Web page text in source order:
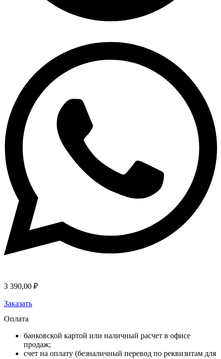
3 390,00 ₽
Заказать
Оплата
банковской картой или наличный расчет в офисе
продаж;
счет на оплату (безналичный перевод по реквизитам для